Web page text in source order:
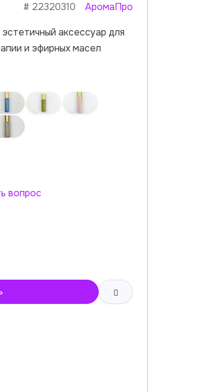
# 22320310 АромаПро
аксессуар для
и эфирных масел
вопрос